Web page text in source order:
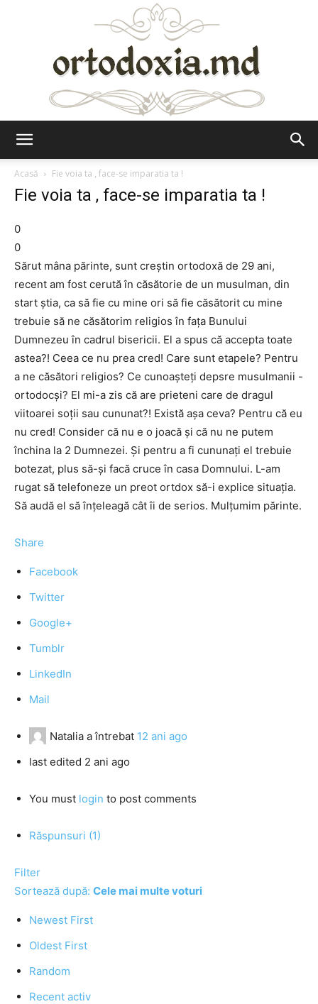
Acasă
Fie voia ta , face-se imparatia ta !
Fie voia ta , face-se imparatia ta !
0
0
Sărut mâna părinte, sunt creștin ortodoxă de 29 ani,
recent am fost cerută în căsătorie de un musulman, din
start știa, ca să fie cu mine ori să fie căsătorit cu mine
trebuie să ne căsătorim religios în fața Bunului
Dumnezeu în cadrul bisericii. El a spus că accepta toate
astea?! Ceea ce nu prea cred! Care sunt etapele? Pentru
a ne căsători religios? Ce cunoașteți depsre musulmanii -
ortodocși? El mi-a zis că are prieteni care de dragul
viitoarei soții sau cununat?! Există așa ceva? Pentru că eu
nu cred! Consider că nu e o joacă și că nu ne putem
închina la 2 Dumnezei. Și pentru a fi cununați el trebuie
botezat, plus să-și facă cruce în casa Domnului. L-am
rugat să telefoneze un preot ortdox să-i explice situația.
Să audă el să înțeleagă cât îi de serios. Mulțumim părinte.
Share
Facebook
Twitter
Google+
Tumblr
LinkedIn
Mail
Natalia a întrebat 12 ani ago
last edited 2 ani ago
You must login to post comments
Răspunsuri (1)
Filter
Sortează după: Cele mai multe voturi
Newest First
Oldest First
Random
Recent activ